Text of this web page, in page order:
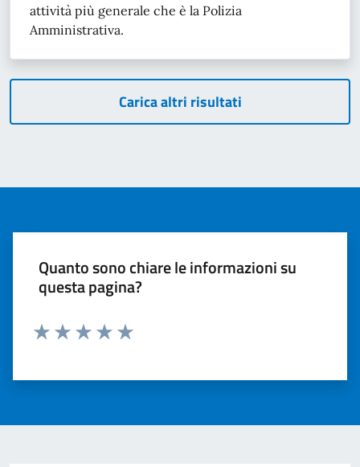
attività più generale che è la Polizia
Amministrativa.
Carica altri risultati
Quanto sono chiare le informazioni su
questa pagina?